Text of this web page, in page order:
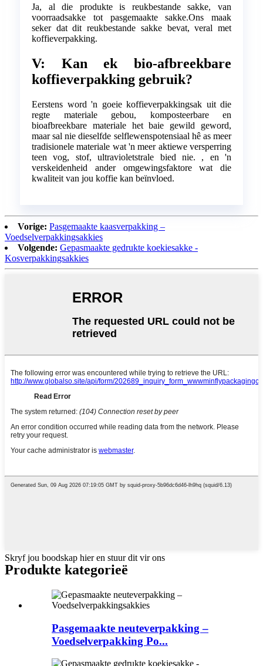
Ja, al die produkte is reukbestande sakke, van
voorraadsakke tot pasgemaakte sakke.Ons maak
seker dat dit reukbestande sakke bevat, veral met
koffieverpakking.
V: Kan ek bio-afbreekbare
koffieverpakking gebruik?
Eerstens word 'n goeie koffieverpakkingsak uit die
regte materiale gebou, komposteerbare en
bioafbreekbare materiale het baie gewild geword,
maar sal nie dieselfde selflewenspotensiaal hê as meer
tradisionele materiale wat 'n meer aktiewe versperring
teen vog, stof, ultravioletstrale bied nie. , en 'n
verskeidenheid ander omgewingsfaktore wat die
kwaliteit van jou koffie kan beïnvloed.
Vorige: Pasgemaakte kaasverpakking –
Voedselverpakkingsakkies
Volgende: Gepasmaakte gedrukte koekiesakke -
Kosverpakkingsakkies
Skryf jou boodskap hier en stuur dit vir ons
Produkte kategorieë
Pasgemaakte neuteverpakking –
Voedselverpakking Po...